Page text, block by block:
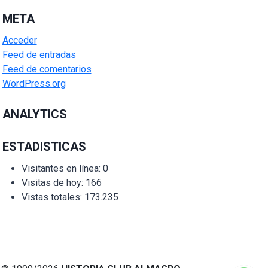
META
Acceder
Feed de entradas
Feed de comentarios
WordPress.org
ANALYTICS
ESTADISTICAS
Visitantes en línea: 0
Visitas de hoy: 166
Vistas totales: 173.235